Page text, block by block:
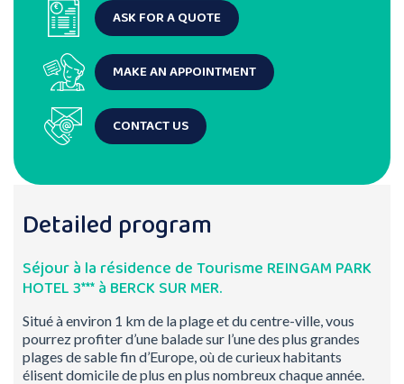
ASK FOR A QUOTE
MAKE AN APPOINTMENT
CONTACT US
Detailed program
Séjour à la résidence de Tourisme REINGAM PARK
HOTEL 3*** à BERCK SUR MER.
Situé à environ 1 km de la plage et du centre-ville, vous
pourrez profiter d’une balade sur l’une des plus grandes
plages de sable fin d’Europe, où de curieux habitants
élisent domicile de plus en plus nombreux chaque année.